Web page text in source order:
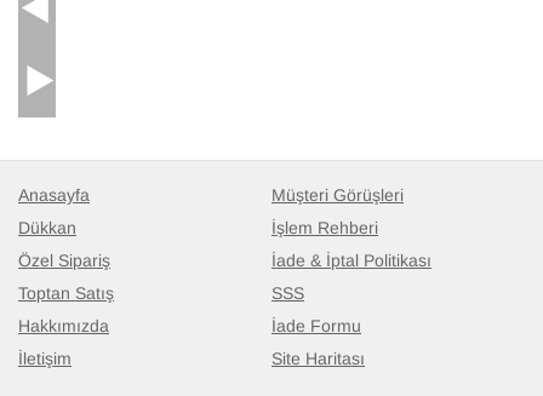
Anasayfa
Dükkan
Özel Sipariş
Toptan Satış
Hakkımızda
İletişim
Müşteri Görüşleri
İşlem Rehberi
İade & İptal Politikası
SSS
İade Formu
Site Haritası